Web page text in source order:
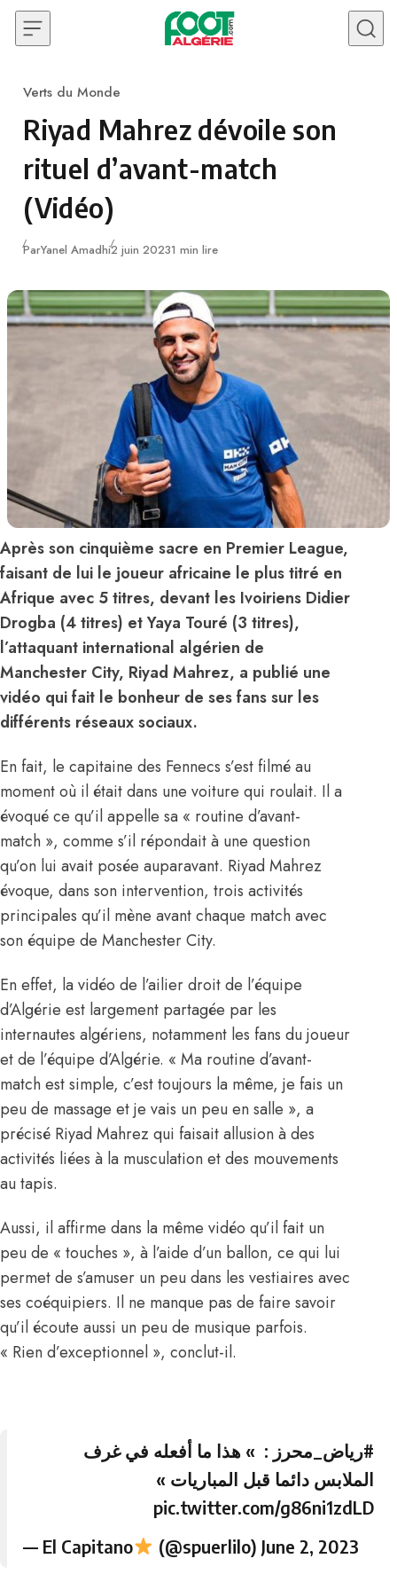
Skip to content
Category
Verts du Monde
Riyad Mahrez dévoile son
rituel d’avant-match
(Vidéo)
ParYanel AmadhiPublié
2 juin 20231 min lire
Après son cinquième sacre en Premier League,
faisant de lui le joueur africaine le plus titré en
Afrique avec 5 titres, devant les Ivoiriens Didier
Drogba (4 titres) et Yaya Touré (3 titres),
l’attaquant international algérien de
Manchester City, Riyad Mahrez, a publié une
vidéo qui fait le bonheur de ses fans sur les
différents réseaux sociaux.
En fait, le capitaine des Fennecs s’est filmé au
moment où il était dans une voiture qui roulait. Il a
évoqué ce qu’il appelle sa « routine d’avant-
match », comme s’il répondait à une question
qu’on lui avait posée auparavant. Riyad Mahrez
évoque, dans son intervention, trois activités
principales qu’il mène avant chaque match avec
son équipe de Manchester City.
En effet, la vidéo de l’ailier droit de l’équipe
d’Algérie est largement partagée par les
internautes algériens, notamment les fans du joueur
et de l’équipe d’Algérie. « Ma routine d’avant-
match est simple, c’est toujours la même, je fais un
peu de massage et je vais un peu en salle », a
précisé Riyad Mahrez qui faisait allusion à des
activités liées à la musculation et des mouvements
au tapis.
Aussi, il affirme dans la même vidéo qu’il fait un
peu de « touches », à l’aide d’un ballon, ce qui lui
permet de s’amuser un peu dans les vestiaires avec
ses coéquipiers. Il ne manque pas de faire savoir
qu’il écoute aussi un peu de musique parfois.
« Rien d’exceptionnel », conclut-il.
#رياض_محرز : » هذا ما أفعله في غرف
الملابس دائما قبل المباريات »
pic.twitter.com/g86ni1zdLD
— El Capitano
(@spuerlilo) June 2, 2023